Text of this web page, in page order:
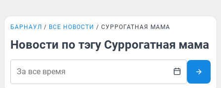
БАРНАУЛ ВСЕ НОВОСТИ СУРРОГАТНАЯ МАМА
Новости по тэгу Суррогатная мама